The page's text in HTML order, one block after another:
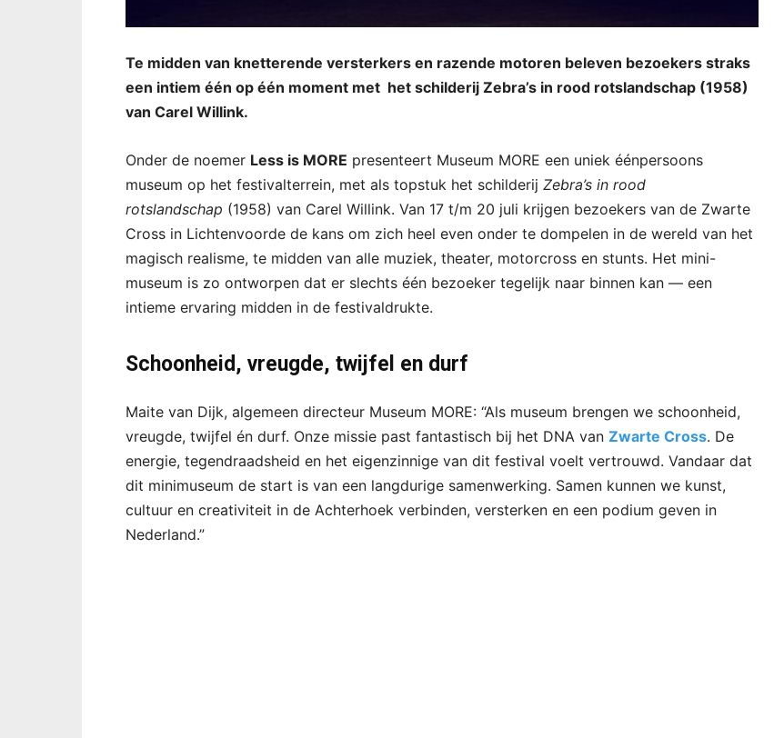
Te midden van knetterende versterkers en razende motoren beleven bezoekers straks
een intiem één op één moment met het schilderij Zebra’s in rood rotslandschap (1958)
van Carel Willink.
Onder de noemer Less is MORE presenteert Museum MORE een uniek éénpersoons
museum op het festivalterrein, met als topstuk het schilderij Zebra’s in rood
rotslandschap (1958) van Carel Willink. Van 17 t/m 20 juli krijgen bezoekers van de Zwarte
Cross in Lichtenvoorde de kans om zich heel even onder te dompelen in de wereld van het
magisch realisme, te midden van alle muziek, theater, motorcross en stunts. Het mini-
museum is zo ontworpen dat er slechts één bezoeker tegelijk naar binnen kan — een
intieme ervaring midden in de festivaldrukte.
Schoonheid, vreugde, twijfel en durf
Maite van Dijk, algemeen directeur Museum MORE: “Als museum brengen we schoonheid,
vreugde, twijfel én durf. Onze missie past fantastisch bij het DNA van Zwarte Cross. De
energie, tegendraadsheid en het eigenzinnige van dit festival voelt vertrouwd. Vandaar dat
dit minimuseum de start is van een langdurige samenwerking. Samen kunnen we kunst,
cultuur en creativiteit in de Achterhoek verbinden, versterken en een podium geven in
Nederland.”